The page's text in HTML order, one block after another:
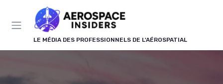
LE MÉDIA DES PROFESSIONNELS DE L'AÉROSPATIAL
Panneau de gestion des cookies